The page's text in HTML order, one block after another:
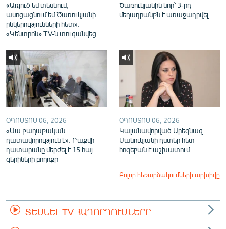
«Առյուծ եմ տեսնում,
ասոցացնում եմ Ծառուկյանի
ընկերությունների հետ».
«Կենտրոն» TV-ն տուգանվեց
Ծառուկյանին նոր՝ 3-րդ
մեղադրանքն է առաջադրվել
ՕԳՈՍՏՈՍ 06, 2026
«Սա քաղաքական
դատավորություն է». Բաքվի
դատարանը մերժել է 15 հայ
գերիների բողոքը
ՕԳՈՍՏՈՍ 06, 2026
Կալանավորված Արեգնազ
Մանուկյանի դստեր հետ
հոգեբան է աշխատում
Բոլոր հեռարձակումների արխիվը
ՏԵՍՆԵԼ TV ՀԱՂՈՐԴՈՒՄՆԵՐԸ